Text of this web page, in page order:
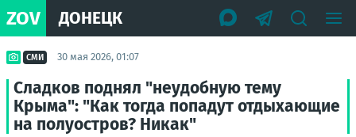
ZOV ДОНЕЦК
СМИ 30 мая 2026, 01:07
Сладков поднял "неудобную тему
Крыма": "Как тогда попадут отдыхающие
на полуостров? Никак"